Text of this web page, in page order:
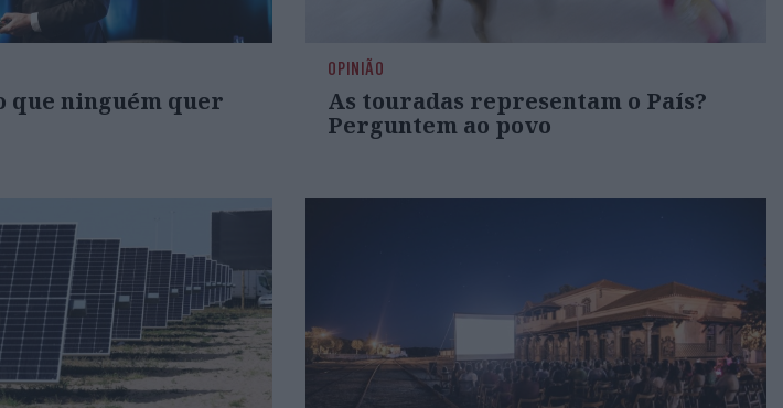
que ninguém quer
OPINIÃO
As touradas representam o País?
Perguntem ao povo